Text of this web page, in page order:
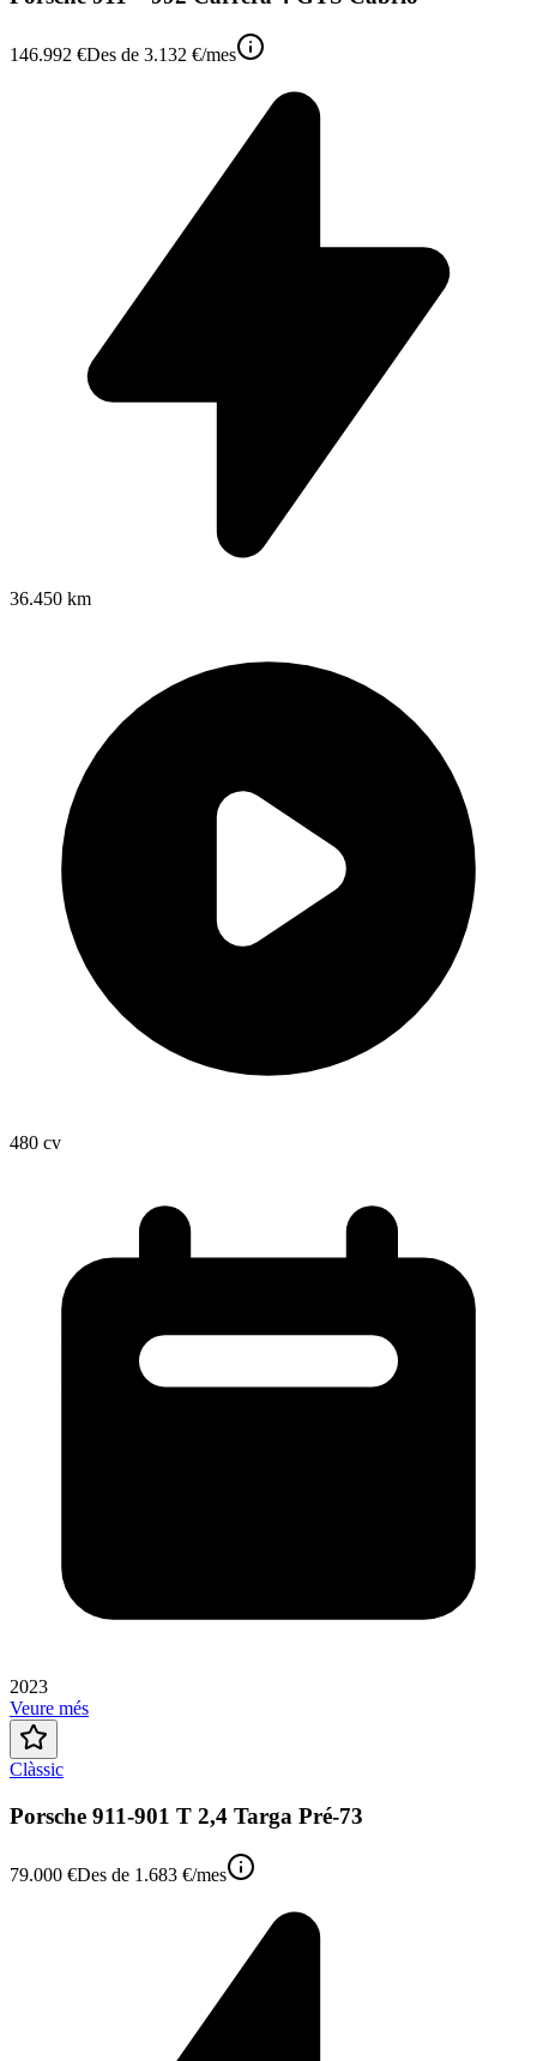
146.992 €Des de 3.132 €/mes
36.450 km
480 cv
2023
Veure més
Clàssic
Porsche 911-901 T 2,4 Targa Pré-73
79.000 €Des de 1.683 €/mes